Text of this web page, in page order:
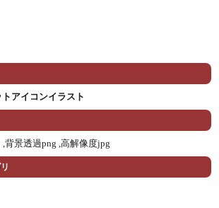
アイコンイラスト
,背景透過png ,高解像度jpg